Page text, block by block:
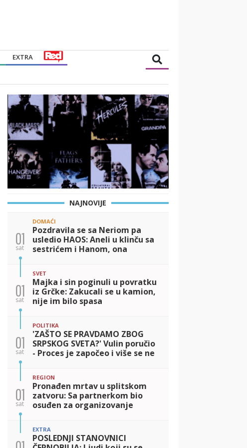
EXTRA
NAJNOVIJE
01
sat
DOMAĆI
Pozdravila se sa Neriom pa
usledio HAOS: Aneli u klinču sa
sestrićem i Hanom, ona
01
sat
SVET
Majka i sin poginuli u povratku
iz Grčke: Zakucali se u kamion,
nije im bilo spasa
01
sat
POLITIKA
'ZAŠTO SE PRAVDAMO ZBOG
SRPSKOG SVETA?' Vulin poručio
- Proces je započeo i više se ne
01
sat
REGION
Pronađen mrtav u splitskom
zatvoru: Sa partnerkom bio
osuđen za organizovanje
EXTRA
POSLEDNJI STANOVNICI